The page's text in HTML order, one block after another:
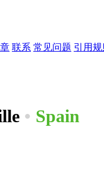
联系 常见问题 引用
• Spain